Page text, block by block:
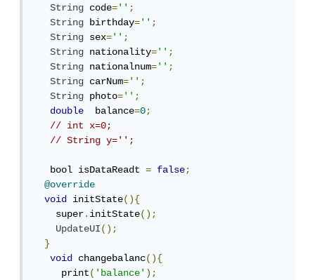
String code='';
String birthday='';
String sex='';
String nationality='';
String nationalnum='';
String carNum='';
String photo='';
double
  balance
=0;
// int x=0;
// String y='';
   bool isDataReadt
= false;
@override
void initState(){
    super
.initState();
UpdateUI();
}
void changebalanc(){
     print
('balance');